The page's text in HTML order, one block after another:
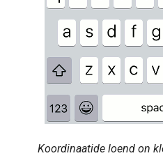
Koordinaatide loend on